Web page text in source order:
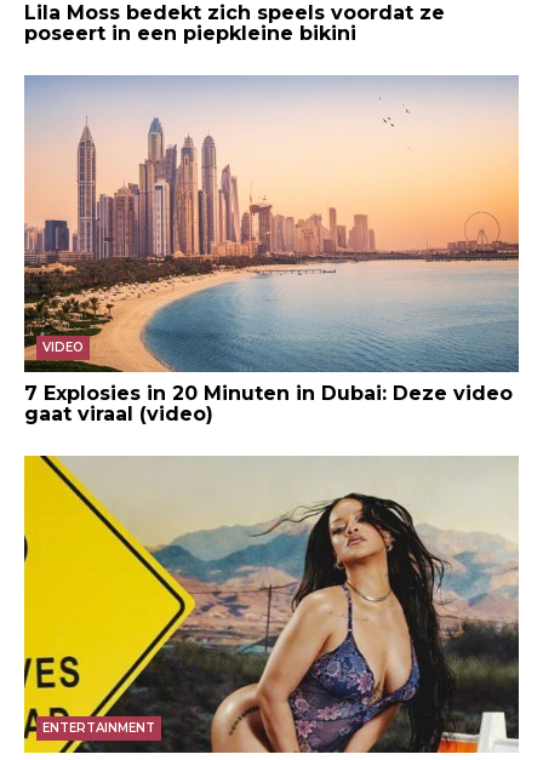
Lila Moss bedekt zich speels voordat ze
poseert in een piepkleine bikini
VIDEO
7 Explosies in 20 Minuten in Dubai: Deze video
gaat viraal (video)
ENTERTAINMENT